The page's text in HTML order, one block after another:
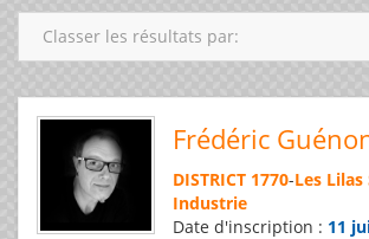
Classer les résultats par:
Frédéric
DISTRICT 1770-Les
Industrie
Date d'inscription : 11